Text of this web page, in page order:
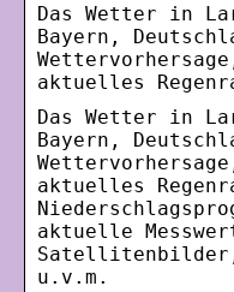
Das Wetter in
Bayern,
aktuelles
Das Wetter in
Bayern,
aktuelles
aktuelle
Satellitenbilder,
u.v.m.